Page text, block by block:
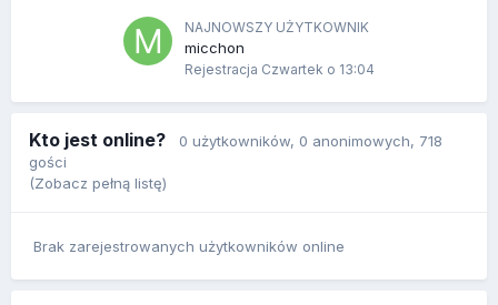
NAJNOWSZY UŻYTKOWNIK
micchon
Rejestracja Czwartek o 13:04
Kto jest online? 0 użytkowników, 0 anonimowych, 718
gości
(Zobacz pełną listę)
Brak zarejestrowanych użytkowników online